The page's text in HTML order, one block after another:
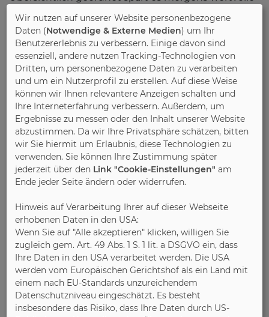
und Breite der massiven Holzkleiderschränke ist
extrem variabel gestaltbar. Es gibt sehr tiefe
Möbelstücke, die eine Menge Stauraum bieten,
aber auch schmale Lösungen, wenn das Zuhause
nicht genug Platz hergibt. „Bei mehr
Stauraumbedarf kann aus einer Vielzahl massiver
Beimöbel, wie beispielsweise Side- oder
Highboards, gewählt werden. Sie fügen sich
harmonisch in das neue Schlafzimmer aus
Massivholz ein. So individuell die Bedürfnisse sind,
so individuell sind maßgeschneiderte
Kleiderschränke für sie und ihn, die es bei den IPM-
Bild 1:
Egal ob Hemden und Blusen, Schuhe oder
Unterwäsche: Alle Kleidungsstücke haben ihre
eigene Staufläche. Foto: IPM/Thielemeyer
Bild 2:Mit speziell angepassten Schubkästen und
Tablarauszügen können selbst Krawatten und
Schals verstaut werden. Foto: IPM/Wimmer
Wir nutzen auf unserer Website personenbezogene
Daten (Notwendige & Externe Medien) um Ihr
Benutzererlebnis zu verbessern. Einige davon sind
essenziell, andere nutzen Tracking-Technologien von
Dritten, um personenbezogene Daten zu verarbeiten
und um ein Nutzerprofil zu erstellen. Auf diese Weise
können wir Ihnen relevantere Anzeigen schalten und
Ihre Interneterfahrung verbessern. Außerdem, um
Ergebnisse zu messen oder den Inhalt unserer Website
abzustimmen. Da wir Ihre Privatsphäre schätzen, bitten
wir Sie hiermit um Erlaubnis, diese Technologien zu
verwenden. Sie können Ihre Zustimmung später
jederzeit über den Link "Cookie-Einstellungen" am
Ende jeder Seite ändern oder widerrufen.
Hinweis auf Verarbeitung Ihrer auf dieser Webseite
erhobenen Daten in den USA:
Wenn Sie auf "Alle akzeptieren" klicken, willigen Sie
zugleich gem. Art. 49 Abs. 1 S. 1 lit. a DSGVO ein, dass
Ihre Daten in den USA verarbeitet werden. Die USA
werden vom Europäischen Gerichtshof als ein Land mit
einem nach EU-Standards unzureichendem
Datenschutzniveau eingeschätzt. Es besteht
insbesondere das Risiko, dass Ihre Daten durch US-